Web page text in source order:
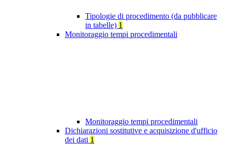
Tipologie di procedimento (da pubblicare
in tabelle) 1
Monitoraggio tempi procedimentali
Monitoraggio tempi procedimentali
Dichiarazioni sostitutive e acquisizione d'ufficio
dei dati 1